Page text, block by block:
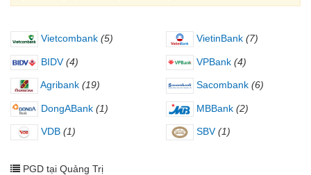
Vietcombank (5) VietinBank (7)
BIDV (4) VPBank (4)
Agribank (19) Sacombank (6)
DongABank (1) MBBank (2)
VDB (1) SBV (1)
PGD tại Quảng Trị